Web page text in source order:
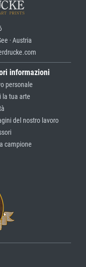
· Austria
informazioni
personale
la tua arte
del nostro lavoro
campione